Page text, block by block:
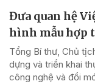
Đưa quan hệ
hình mẫu hợp
Tổng Bí thư, Chủ
dựng và triển khai
công nghệ và đổi